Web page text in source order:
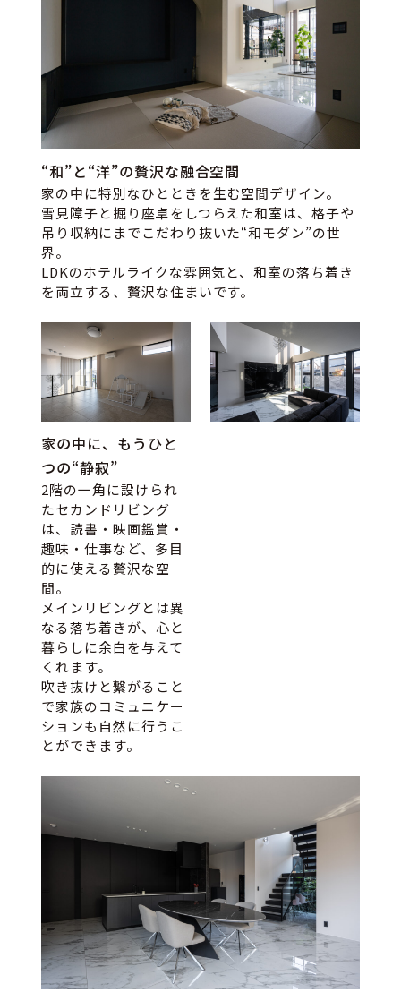
“和”と“洋”の贅沢な融合空間
家の中に特別なひとときを生む空間デザイン。
雪見障子と掘り座卓をしつらえた和室は、格子や
吊り収納にまでこだわり抜いた“和モダン”の世
界。
LDKのホテルライクな雰囲気と、和室の落ち着き
を両立する、贅沢な住まいです。
家の中に、もうひと
つの“静寂”
2階の一角に設けられ
たセカンドリビング
は、読書・映画鑑賞・
趣味・仕事など、多目
的に使える贅沢な空
間。
メインリビングとは異
なる落ち着きが、心と
暮らしに余白を与えて
くれます。
吹き抜けと繋がること
で家族のコミュニケー
ションも自然に行うこ
とができます。